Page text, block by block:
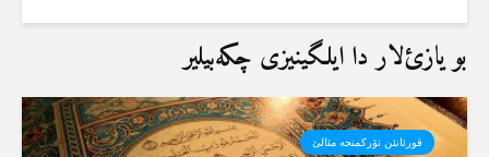
بو یازئ‌لار دا ایلگینیزی چکەبیلیر
قورئانئن تۆرکمنجە مئالئ